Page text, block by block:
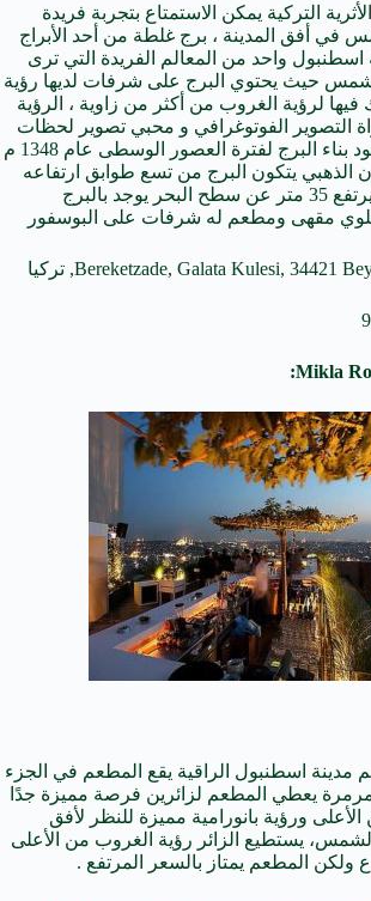
التركية يمكن الاستمتاع بتجربة فريدة
أفق المدينة ، برج غلطة من أحد الأبراج
اسطنبول واحد من المعالم الفريدة التي ترى
حيث يحتوي البرج على شرفات لديها رؤية
فيها لرؤية الغروب من أكثر من زاوية ، الرؤية
التصوير الفوتوغرافي و محبي تصوير لحظات
الغروب والشروق ، يعود بناء البرج لفترة العصور الوسطى عام 1348 م
الذهبي يتكون البرج من تسع طوابق ارتفاعه
حوالي 66.90 مترًا اي يرتفع 35 متر عن سطح البحر يوجد بالبرج
مقهى ومطعم له شرفات على البوسفور
اسطنبول الراقية يقع المطعم في الجزء
مرمرة يعطي المطعم لزائرين فرصة مميزة جدًا
ورؤية بانورامية مميزة للنظر لأفق
يستطيع الزائر رؤية الغروب من الأعلى
المطعم يمتاز بالسعر المرتفع .